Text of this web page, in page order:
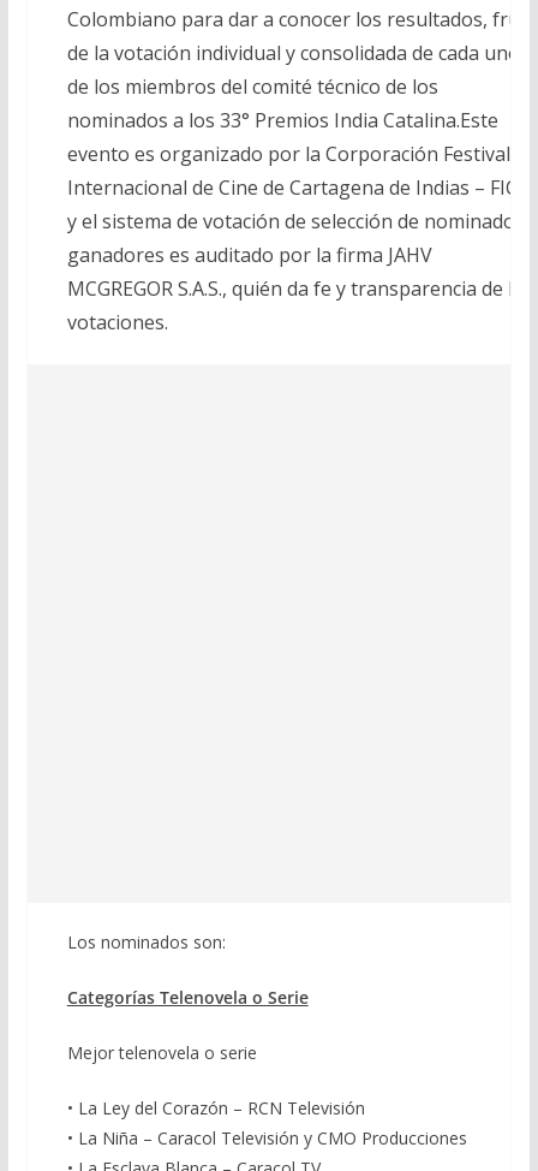
Colombiano para dar a conocer los resultados, fruto
de la votación individual y consolidada de cada uno
de los miembros del comité técnico de los
nominados a los 33° Premios India Catalina.Este
evento es organizado por la Corporación Festival
Internacional de Cine de Cartagena de Indias – FICCI
y el sistema de votación de selección de nominados y
ganadores es auditado por la firma JAHV
MCGREGOR S.A.S., quién da fe y transparencia de las
votaciones.
Los nominados son:
Categorías Telenovela o Serie
Mejor telenovela o serie
• La Ley del Corazón – RCN Televisión
• La Niña – Caracol Televisión y CMO Producciones